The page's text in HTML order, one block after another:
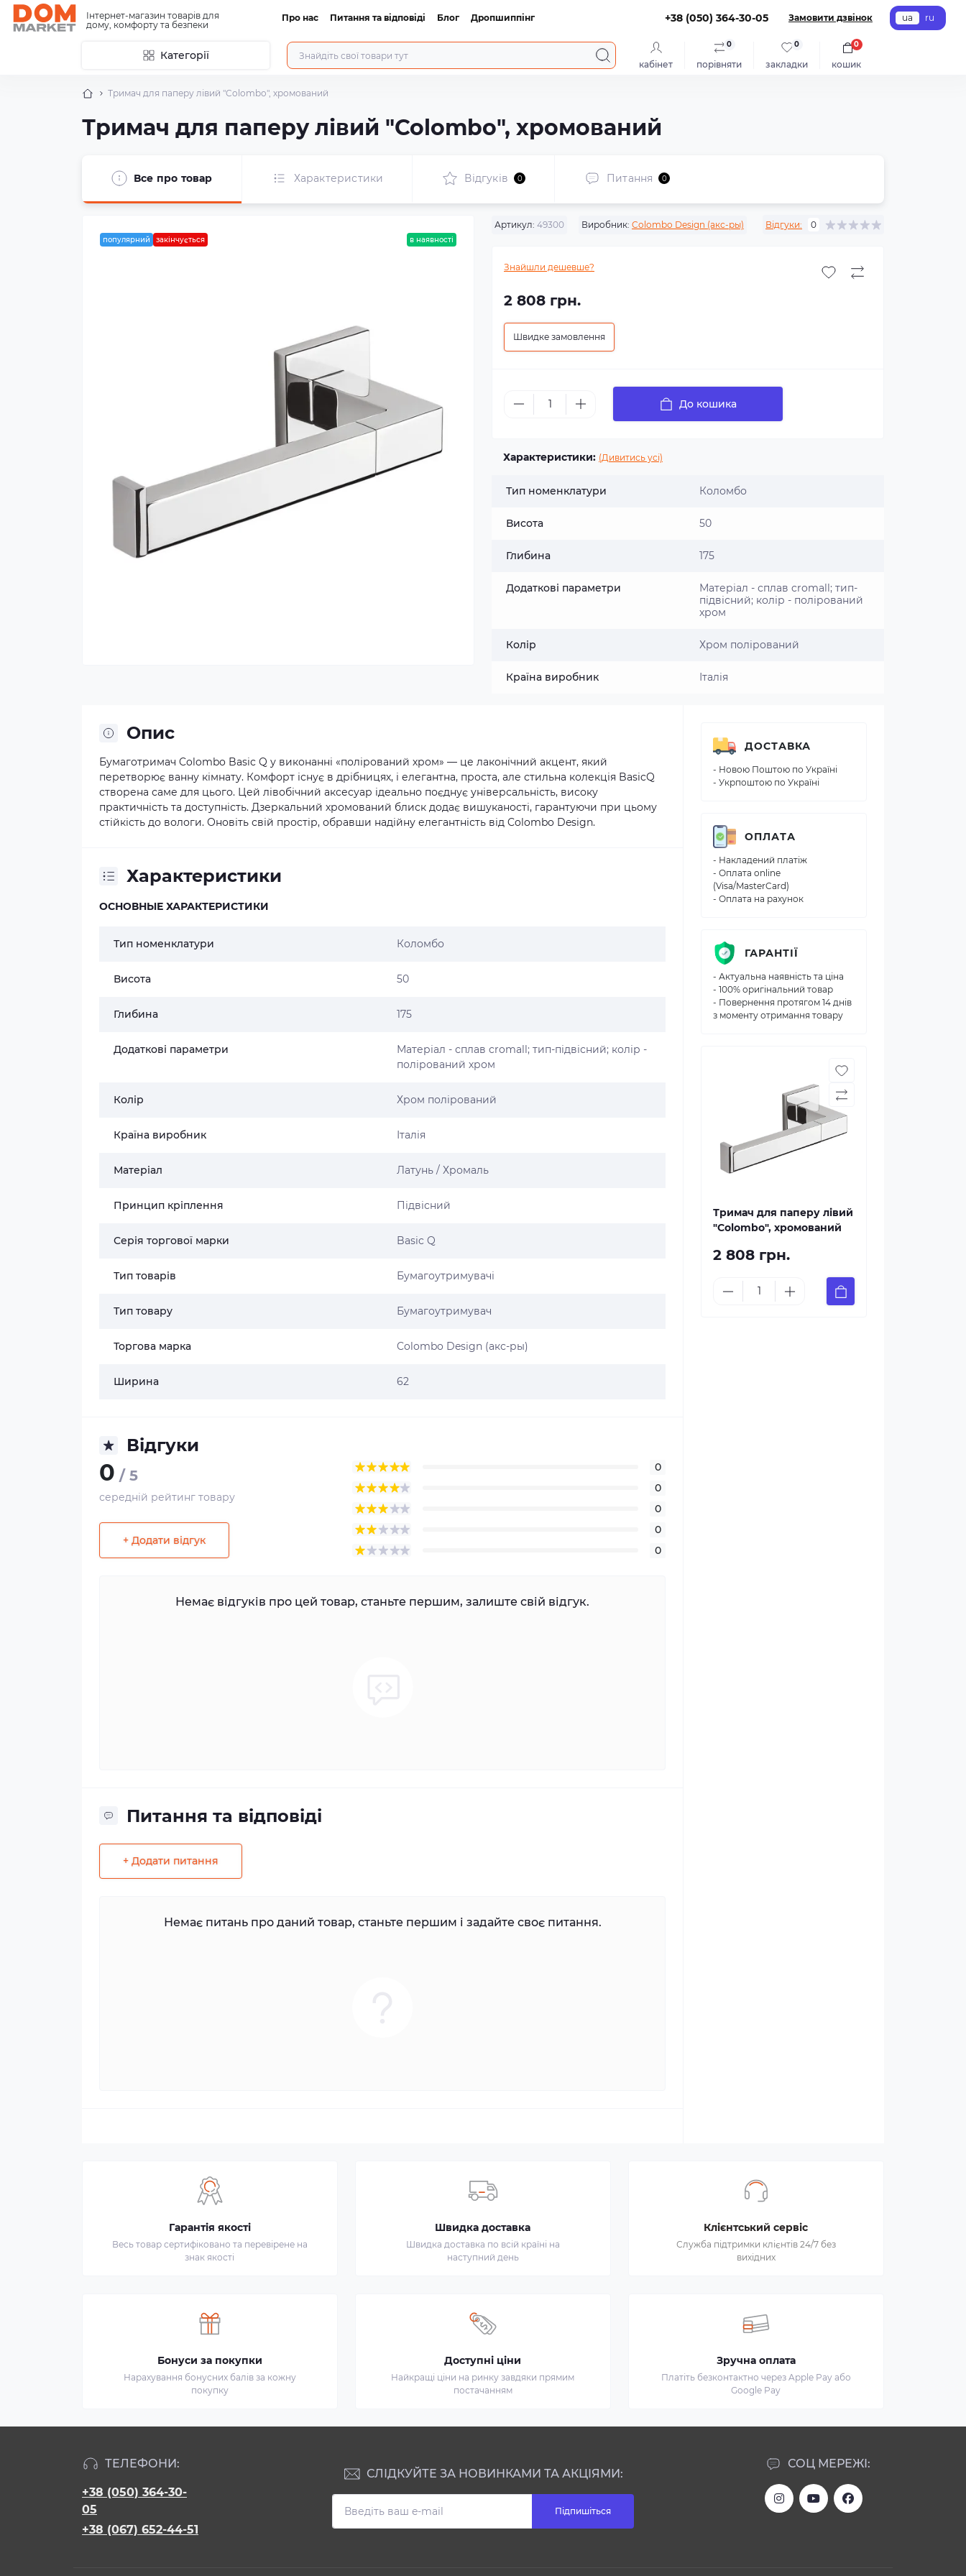
Інтернет-магазин товарів для
дому, комфорту та безпеки
Про нас Питання та відповіді Блог Дропшиппінг +38 (050) 364-30-05 Замовити дзвінок ua ru
Категорії
кабінет порівняти
0
закладки
0
кошик
0
Тримач для паперу лівий "Colombo", хромований
Тримач для паперу лівий "Colombo", хромований
Все про товар Характеристики Відгуків 0 Питання 0
популярний закінчується в наявності
Артикул: 49300 Виробник: Colombo Design (акс-ры) Відгуки: 0
Знайшли дешевше?
2 808 грн.
Швидке замовлення
До кошика
Характеристики: (Дивитись усі)
Тип номенклатури Коломбо
Висота 50
Глибина 175
Додаткові параметри
Матеріал - сплав cromall; тип-
підвісний; колір - полірований
хром
Колір Хром полірований
Країна виробник Італія
Опис
Бумаготримач Colombo Basic Q у виконанні «полірований хром» — це лаконічний акцент, який
перетворює ванну кімнату. Комфорт існує в дрібницях, і елегантна, проста, але стильна колекція BasicQ
створена саме для цього. Цей лівобічний аксесуар ідеально поєднує універсальність, високу
практичність та доступність. Дзеркальний хромований блиск додає вишуканості, гарантуючи при цьому
стійкість до вологи. Оновіть свій простір, обравши надійну елегантність від Colombo Design.
Характеристики
ОСНОВНЫЕ ХАРАКТЕРИСТИКИ
Тип номенклатури Коломбо
Висота 50
Глибина 175
Додаткові параметри
Матеріал - сплав cromall; тип-підвісний; колір -
полірований хром
Колір Хром полірований
Країна виробник Італія
Матеріал Латунь / Хромаль
Принцип кріплення Підвісний
Серія торгової марки Basic Q
Тип товарів Бумагоутримувачі
Тип товару Бумагоутримувач
Торгова марка Colombo Design (акс-ры)
Ширина 62
Відгуки
0 / 5
середній рейтинг товару
+ Додати відгук
0
0
0
0
0
Немає відгуків про цей товар, станьте першим, залиште свій відгук.
Питання та відповіді
+ Додати питання
Немає питань про даний товар, станьте першим і задайте своє питання.
ДОСТАВКА
- Новою Поштою по Україні
- Укрпоштою по Україні
ОПЛАТА
- Накладений платіж
- Оплата online
(Visa/MasterCard)
- Оплата на рахунок
ГАРАНТІЇ
- Актуальна наявність та ціна
- 100% оригінальний товар
- Повернення протягом 14 днів
з моменту отримання товару
Тримач для паперу лівий
"Colombo", хромований
2 808 грн.
Гарантія якості
Весь товар сертифіковано та перевірене на
знак якості
Швидка доставка
Швидка доставка по всій країні на
наступний день
Клієнтський сервіс
Служба підтримки клієнтів 24/7 без
вихідних
Бонуси за покупки
Нарахування бонусних балів за кожну
покупку
Доступні ціни
Найкращі ціни на ринку завдяки прямим
постачанням
Зручна оплата
Платіть безконтактно через Apple Pay або
Google Pay
ТЕЛЕФОНИ:
+38 (050) 364-30-
05
+38 (067) 652-44-51
СОЦ МЕРЕЖІ:
СЛІДКУЙТЕ ЗА НОВИНКАМИ ТА АКЦІЯМИ:
Підпишіться